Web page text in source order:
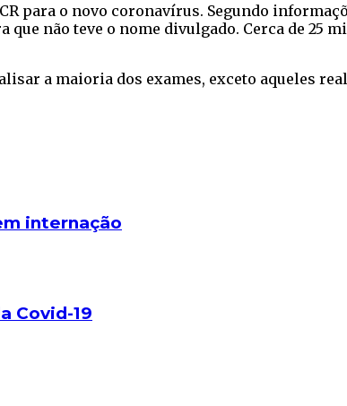
para o novo coronavírus. Segundo
não teve o nome divulgado. Cerca de 25
a maioria dos exames, exceto aqueles
internação
Covid-19